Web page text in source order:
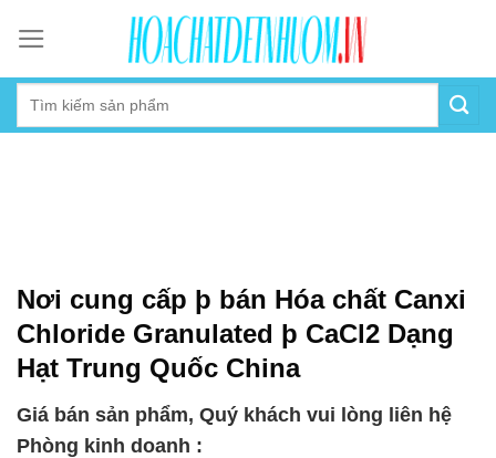
content
Nơi cung cấp þ bán Hóa chất Canxi
Chloride Granulated þ CaCl2 Dạng
Hạt Trung Quốc China
Giá bán sản phẩm, Quý khách vui lòng liên hệ
Phòng kinh doanh :